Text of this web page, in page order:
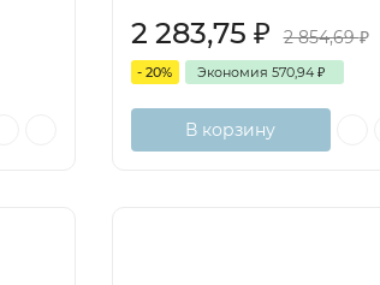
2 283,75 ₽ 2 854,69₽
- 20% Экономия 570,94 ₽
В корзину